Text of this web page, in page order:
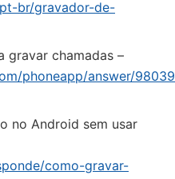
br/gravador-de-
gravar chamadas –
phoneapp/answer/
no Android sem usar
como-gravar-